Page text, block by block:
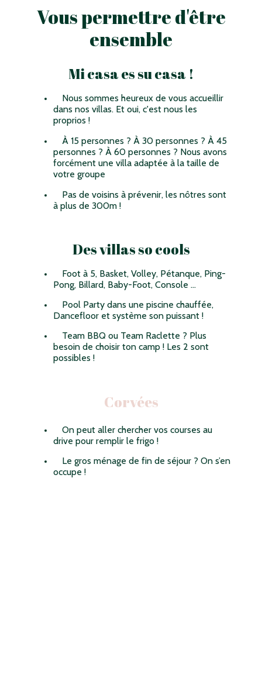
Vous permettre d'être
ensemble
Mi casa es su casa !
Nous sommes heureux de vous accueillir
dans nos villas. Et oui, c'est nous les
proprios !
À 15 personnes ? À 30 personnes ? À 45
personnes ? À 60 personnes ? Nous avons
forcément une villa adaptée à la taille de
votre groupe
Pas de voisins à prévenir, les nôtres sont
à plus de 300m !
Des villas so cools
Foot à 5, Basket, Volley, Pétanque, Ping-
Pong, Billard, Baby-Foot, Console ...
Pool Party dans une piscine chauffée,
Dancefloor et système son puissant !
Team BBQ ou Team Raclette ? Plus
besoin de choisir ton camp ! Les 2 sont
possibles !
Corvées
On peut aller chercher vos courses au
drive pour remplir le frigo !
Le gros ménage de fin de séjour ? On s’en
occupe !